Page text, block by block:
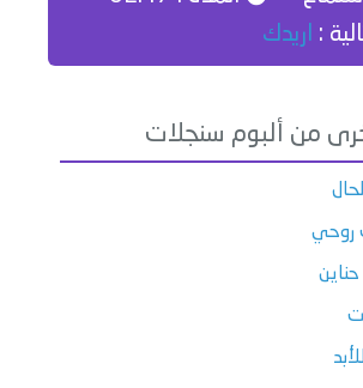
: اريدك
من ألبوم سنجلات
روحي